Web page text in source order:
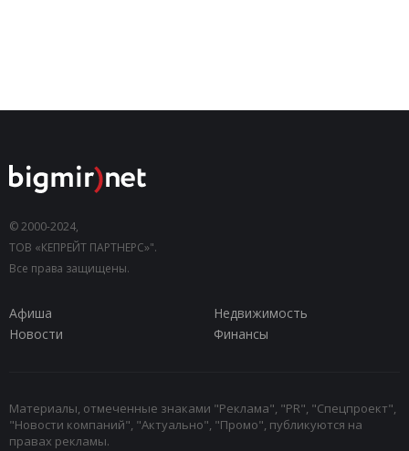
© 2000-2024,
ТОВ «КЕПРЕЙТ ПАРТНЕРС»".
Все права защищены.
Афиша
Недвижимость
Новости
Финансы
Материалы, отмеченные знаками "Реклама", "PR", "Спецпроект",
"Новости компаний", "Актуально", "Промо", публикуются на
правах рекламы.